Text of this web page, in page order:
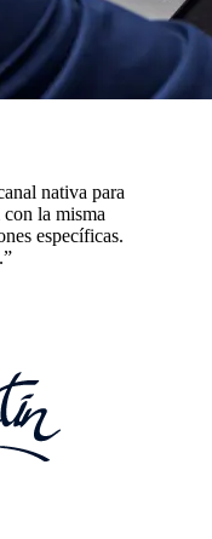
nativa para
la misma
específicas.